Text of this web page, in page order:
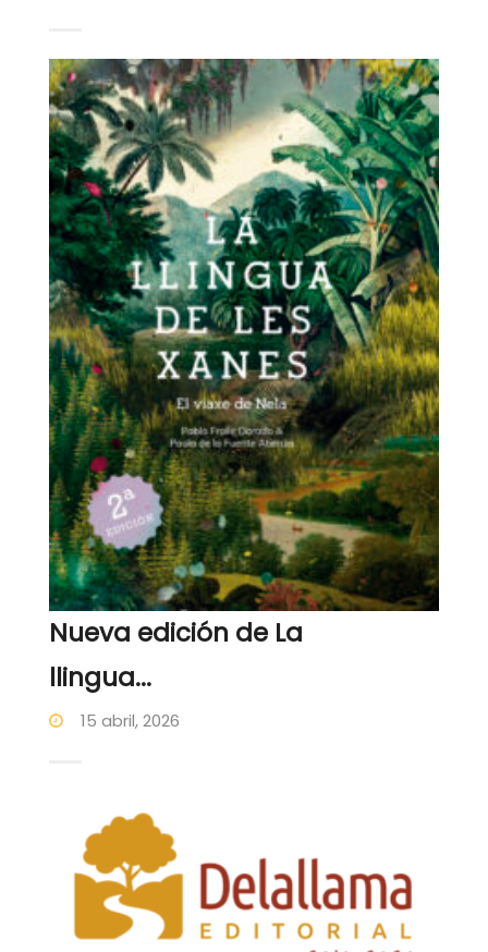
Nueva edición de La
llingua...
15 abril, 2026